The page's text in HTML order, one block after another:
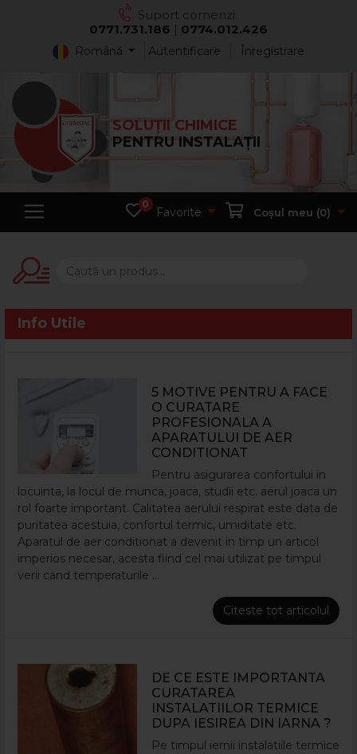
Suport comenzi:
0771.731.186 | 0774.012.426
Română Autentificare Înregistrare
SOLUȚII CHIMICE
PENTRU INSTALAȚII
0
Favorite Coșul meu (0)
Info Utile
5 MOTIVE PENTRU A FACE
O CURATARE
PROFESIONALA A
APARATULUI DE AER
CONDITIONAT
Pentru asigurarea confortului in
locuinta, la locul de munca, joaca, studii etc. aerul joaca un
rol foarte important. Calitatea aerului respirat este data de
puritatea acestuia, confortul termic, umiditate etc.
Aparatul de aer conditionat a devenit in timp un articol
imperios necesar, acesta fiind cel mai utilizat pe timpul
verii cand temperaturile ...
Citeste tot articolul
DE CE ESTE IMPORTANTA
CURATAREA
INSTALATIILOR TERMICE
DUPA IESIREA DIN IARNA ?
Pe timpul iernii instalatiile termice